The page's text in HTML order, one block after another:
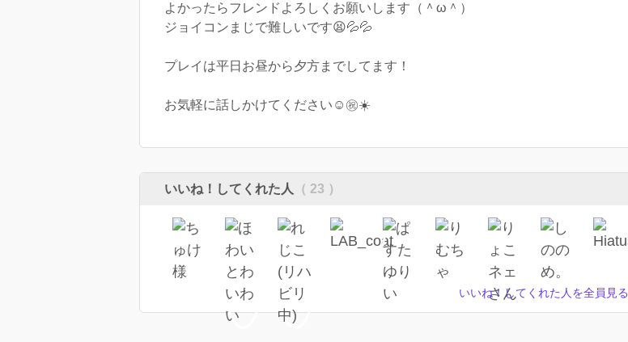
よかったらフレンドよろしくお願いします（＾ω＾）
ジョイコンまじで難しいです😫💦💦
プレイは平日お昼から夕方までしてます！
お気軽に話しかけてください☺️㊗️☀️
いいね！してくれた人 （ 23 ）
いいね！してくれた人を全員見る